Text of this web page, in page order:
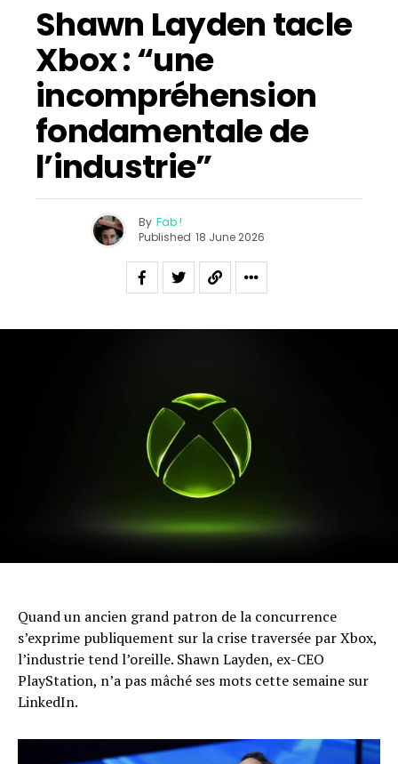
Shawn Layden tacle
Xbox : “une
incompréhension
fondamentale de
l’industrie”
By Fab !
Published 18 June 2026
Quand un ancien grand patron de la concurrence
s’exprime publiquement sur la crise traversée par Xbox,
l’industrie tend l’oreille. Shawn Layden, ex-CEO
PlayStation, n’a pas mâché ses mots cette semaine sur
LinkedIn.